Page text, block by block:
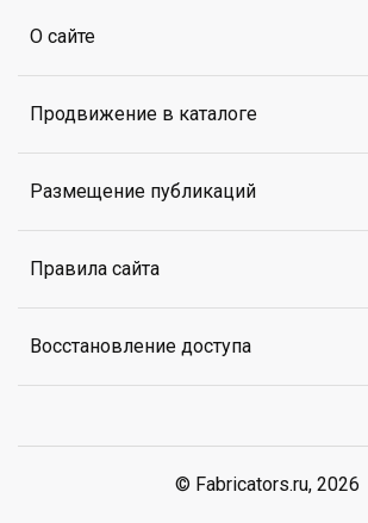
О сайте
Продвижение в каталоге
Размещение публикаций
Правила сайта
Восстановление доступа
© Fabricators.ru, 2026